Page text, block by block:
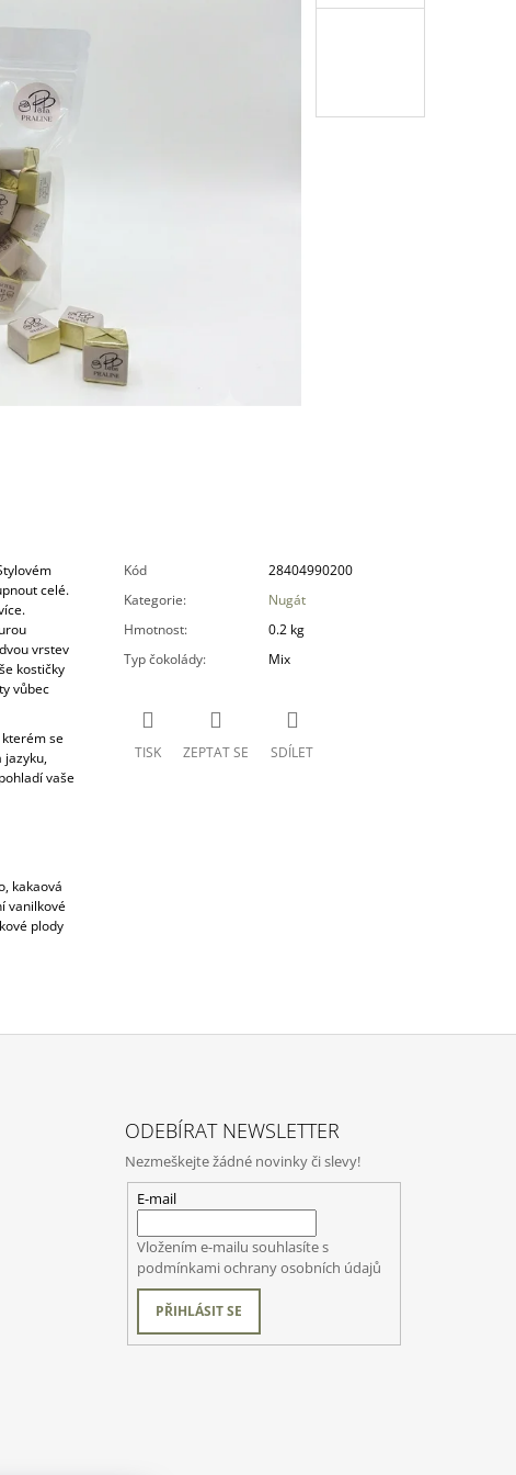
celé.
vrstev
kostičky
vůbec
se
jazyku,
vaše
kakaová
vanilkové
plody
Kód
28404990200
Kategorie:
Nugát
Hmotnost:
0.2 kg
Typ čokolády: Mix
TISK ZEPTAT SE SDÍLET
ODEBÍRAT NEWSLETTER
Nezmeškejte žádné novinky či slevy!
E-mail
Vložením e-mailu souhlasíte s
podmínkami ochrany osobních údajů
PŘIHLÁSIT SE